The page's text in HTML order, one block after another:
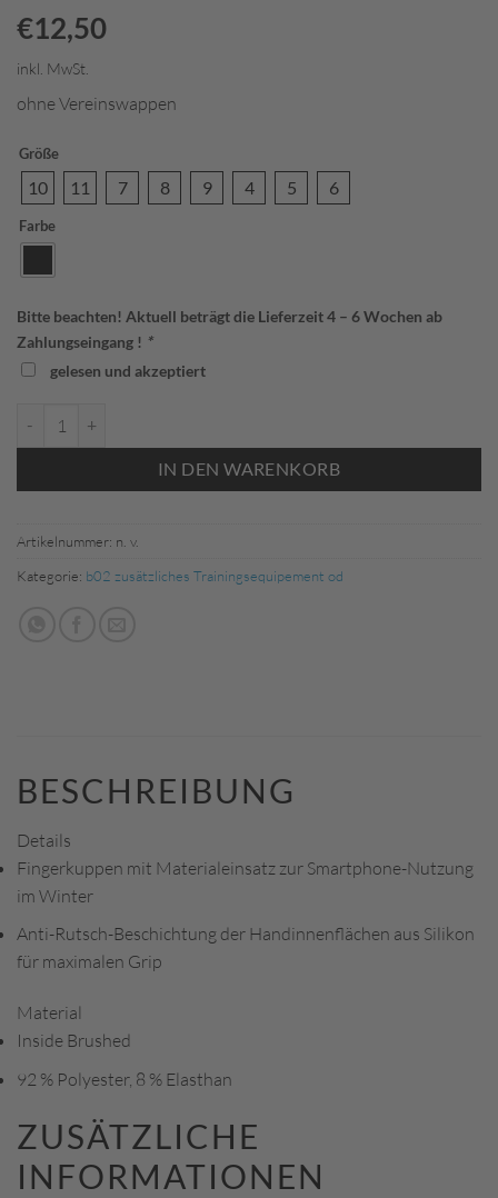
€12,50
inkl. MwSt.
ohne Vereinswappen
Größe
10 11 7 8 9 4 5 6
Farbe
Bitte beachten! Aktuell beträgt die Lieferzeit 4 – 6 Wochen ab
Zahlungseingang ! *
gelesen und akzeptiert
IN DEN WARENKORB
Artikelnummer: n. v.
Kategorie: b02 zusätzliches Trainingsequipement od
BESCHREIBUNG
Details
Fingerkuppen mit Materialeinsatz zur Smartphone-Nutzung
im Winter
Anti-Rutsch-Beschichtung der Handinnenflächen aus Silikon
für maximalen Grip
Material
Inside Brushed
92 % Polyester, 8 % Elasthan
ZUSÄTZLICHE
INFORMATIONEN